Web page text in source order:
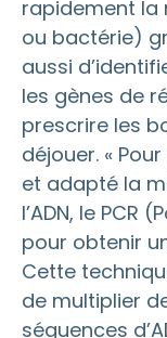
rapidement la
ou bactérie)
aussi
les gènes de
prescrire les
déjouer. «
et adapté la
l’ADN, le PCR
pour obtenir
Cette
de multiplier
séquences